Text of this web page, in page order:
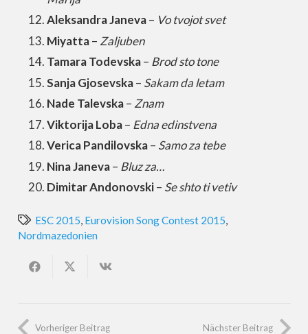
Aleksandra Janeva– Vo tvojot svet
Miyatta– Zaljuben
Tamara Todevska– Brod sto tone
Sanja Gjosevska– Sakam da letam
Nade Talevska– Znam
Viktorija Loba– Edna edinstvena
Verica Pandilovska– Samo za tebe
Nina Janeva– Bluz za…
Dimitar Andonovski– Se shto ti vetiv
ESC 2015, Eurovision Song Contest 2015,
Nordmazedonien
Vorheriger Beitrag Nächster Beitrag